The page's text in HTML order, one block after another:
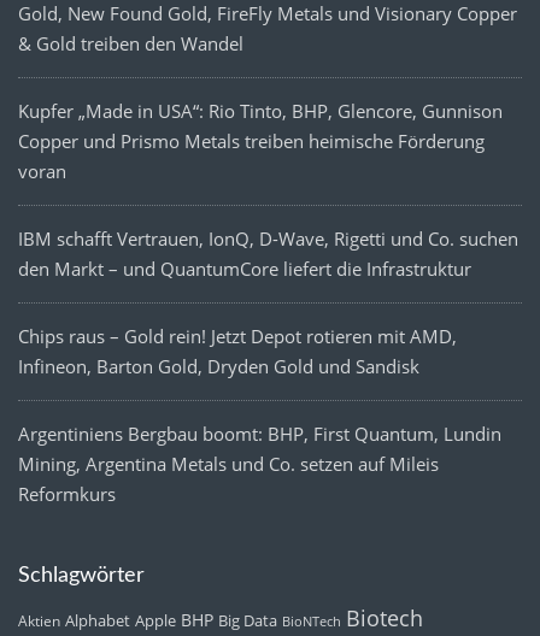
Gold, New Found Gold, FireFly Metals und Visionary Copper
& Gold treiben den Wandel
Kupfer „Made in USA“: Rio Tinto, BHP, Glencore, Gunnison
Copper und Prismo Metals treiben heimische Förderung
voran
IBM schafft Vertrauen, IonQ, D-Wave, Rigetti und Co. suchen
den Markt – und QuantumCore liefert die Infrastruktur
Chips raus – Gold rein! Jetzt Depot rotieren mit AMD,
Infineon, Barton Gold, Dryden Gold und Sandisk
Argentiniens Bergbau boomt: BHP, First Quantum, Lundin
Mining, Argentina Metals und Co. setzen auf Mileis
Reformkurs
Schlagwörter
Aktien Alphabet Apple BHP Big Data BioNTech Biotech